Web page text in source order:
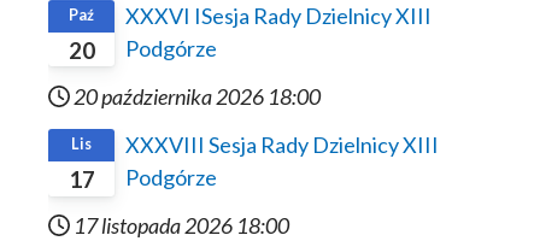
20
Paź
XXXVI ISesja Rady Dzielnicy XIII
Podgórze
20 października 2026 18:00
17
Lis
XXXVIII Sesja Rady Dzielnicy XIII
Podgórze
17 listopada 2026 18:00